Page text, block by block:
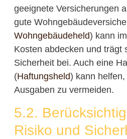
geeignete Versicherungen
gute
Wohngebäudeheld) kann
Kosten abdecken und trägt
Sicherheit bei. Auch eine
(Haftungsheld) kann
Ausgaben zu vermeiden.
5.2.
Risiko und